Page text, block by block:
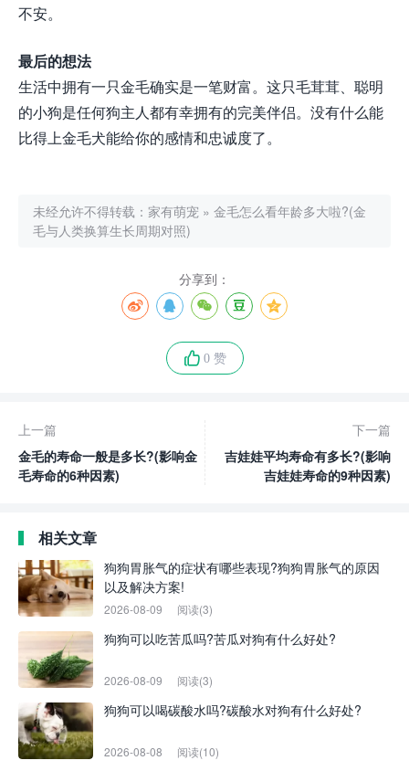
不安。
最后的想法
生活中拥有一只金毛确实是一笔财富。这只毛茸茸、聪明
的小狗是任何狗主人都有幸拥有的完美伴侣。没有什么能
比得上金毛犬能给你的感情和忠诚度了。
未经允许不得转载： 家有萌宠 » 金毛怎么看年龄多大啦?(金
毛与人类换算生长周期对照)
分享到：
0 赞
上一篇
金毛的寿命一般是多长?(影响金
毛寿命的6种因素)
下一篇
吉娃娃平均寿命有多长?(影响
吉娃娃寿命的9种因素)
相关文章
狗狗胃胀气的症状有哪些表现?狗狗胃胀气的原因
以及解决方案!
2026-08-09 阅读(3)
狗狗可以吃苦瓜吗?苦瓜对狗有什么好处?
2026-08-09 阅读(3)
狗狗可以喝碳酸水吗?碳酸水对狗有什么好处?
2026-08-08 阅读(10)